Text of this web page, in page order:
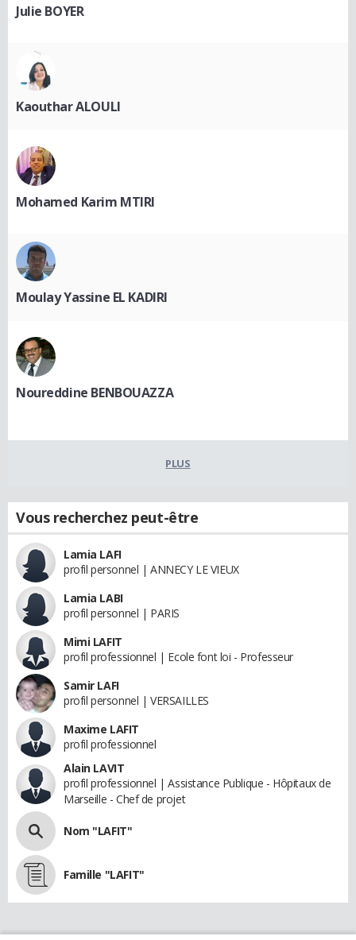
Julie BOYER
Kaouthar ALOULI
Mohamed Karim MTIRI
Moulay Yassine EL KADIRI
Noureddine BENBOUAZZA
PLUS
Vous recherchez peut-être
Lamia LAFI
profil personnel | ANNECY LE VIEUX
Lamia LABI
profil personnel | PARIS
Mimi LAFIT
profil professionnel | Ecole font loi - Professeur
Samir LAFI
profil personnel | VERSAILLES
Maxime LAFIT
profil professionnel
Alain LAVIT
profil professionnel | Assistance Publique - Hôpitaux de
Marseille - Chef de projet
Nom "LAFIT"
Famille "LAFIT"